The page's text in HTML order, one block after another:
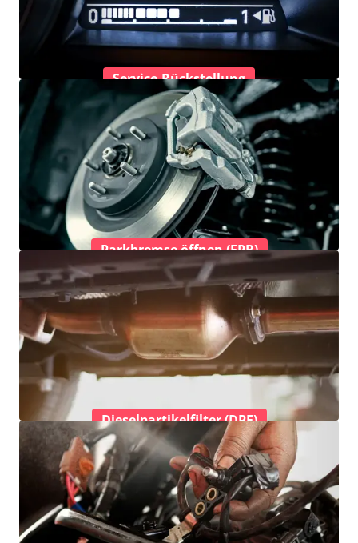
Service-Rückstellung
Parkbremse öffnen (EPB)
Dieselpartikelfilter (DPF)